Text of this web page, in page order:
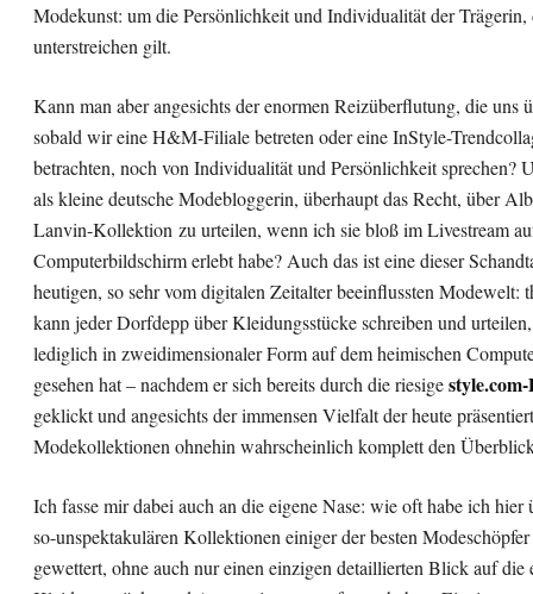
Modekunst: um die Persönlichkeit und Individualität der Trägerin,
unterstreichen gilt.
Kann man aber angesichts der enormen Reizüberflutung, die uns
sobald wir eine H&M-Filiale betreten oder eine InStyle-
betrachten, noch von Individualität und Persönlichkeit sprechen?
als kleine deutsche Modebloggerin, überhaupt das Recht, über
Lanvin-Kollektion zu urteilen, wenn ich sie bloß im Livestream
Computerbildschirm erlebt habe? Auch das ist eine dieser
heutigen, so sehr vom digitalen Zeitalter beeinflussten Modewelt:
kann jeder Dorfdepp über Kleidungsstücke schreiben und
lediglich in zweidimensionaler Form auf dem heimischen
gesehen hat – nachdem er sich bereits durch die riesige
geklickt und angesichts der immensen Vielfalt der heute
Modekollektionen ohnehin wahrscheinlich komplett den
Ich fasse mir dabei auch an die eigene Nase: wie oft habe ich hier
so-unspektakulären Kollektionen einiger der besten Modeschöpfer
gewettert, ohne auch nur einen einzigen detaillierten Blick auf die